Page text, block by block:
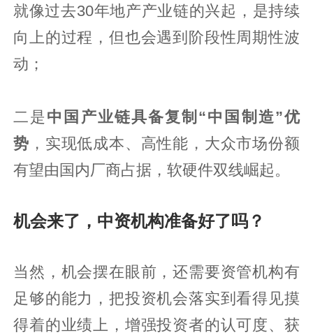
就像过去30年地产产业链的兴起，是持续
向上的过程，但也会遇到阶段性周期性波
动；
二是 中国产业链具备复制“中国制造”优
势 ，实现低成本、高性能，大众市场份额
有望由国内厂商占据，软硬件双线崛起。
机会来了，中资机构准备好了吗？
当然，机会摆在眼前，还需要资管机构有
足够的能力，把投资机会落实到看得见摸
得着的业绩上，增强投资者的认可度、获